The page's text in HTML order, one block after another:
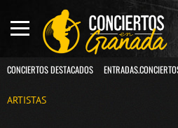
CONCIERTOS DESTACADOS
ARTISTAS